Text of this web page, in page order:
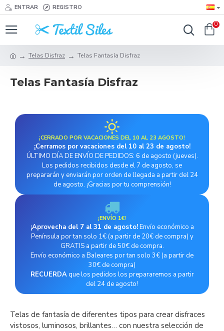
ENTRAR REGISTRO
0
Telas Disfraz Telas Fantasía Disfraz
Telas Fantasía Disfraz
¡CERRADO POR VACACIONES DEL 10 AL 23 AGOSTO!
¡Cerramos por vacaciones del 10 al 23 de agosto!
ÚLTIMO DÍA DE ENVÍO DE PEDIDOS: 6 de agosto (jueves).
Los pedidos recibidos desde el 7 de agosto, se
prepararán y enviarán por orden de llegada a partir del 24
de agosto. ¡Gracias por tu comprensión!
¡ENVÍO 1€!
¡Aprovecha del 7 al 31 de agosto!Envío económico a
Península por tan solo 1€ (a partir de 20€ de compra) y
GRATIS a partir de 50€ de compra.
Envío económico a Baleares por tan solo 3€ (a partir de
30€ de compra)
RECUERDAque los pedidos los prepararemos a partir
del 24 de agosto!
Telas de fantasía de diferentes tipos para crear disfraces
vistosos, luminosos, brillantes… con nuestra selección de